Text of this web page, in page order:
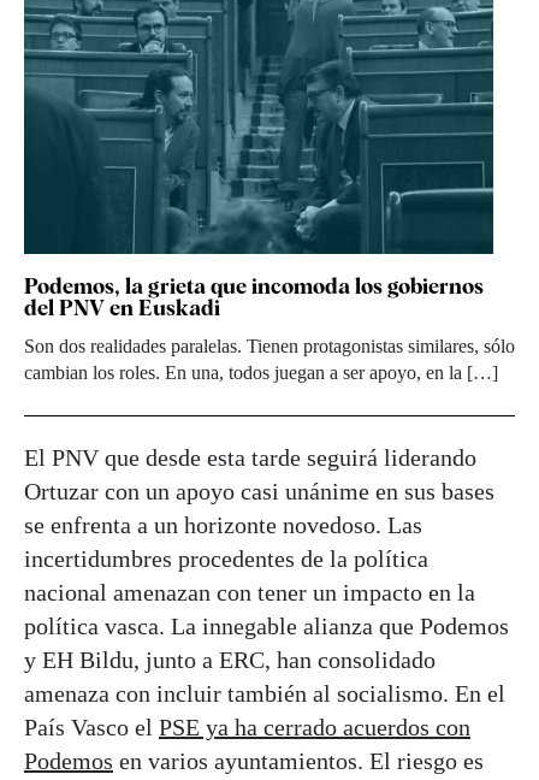
Podemos, la grieta que incomoda los gobiernos
del PNV en Euskadi
Son dos realidades paralelas. Tienen protagonistas similares, sólo
cambian los roles. En una, todos juegan a ser apoyo, en la […]
El PNV que desde esta tarde seguirá liderando
Ortuzar con un apoyo casi unánime en sus bases
se enfrenta a un horizonte novedoso. Las
incertidumbres procedentes de la política
nacional amenazan con tener un impacto en la
política vasca. La innegable alianza que Podemos
y EH Bildu, junto a ERC, han consolidado
amenaza con incluir también al socialismo. En el
País Vasco el PSE ya ha cerrado acuerdos con
Podemos en varios ayuntamientos. El riesgo es